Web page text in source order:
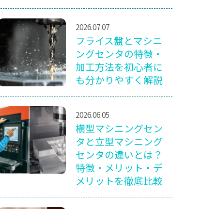
2026.07.07
フライス盤とマシニ
ングセンタの特徴・
加工方法を初心者に
も分かりやすく解説
2026.06.05
横型マシニングセン
タと立型マシニング
センタの違いとは？
特徴・メリット・デ
メリットを徹底比較